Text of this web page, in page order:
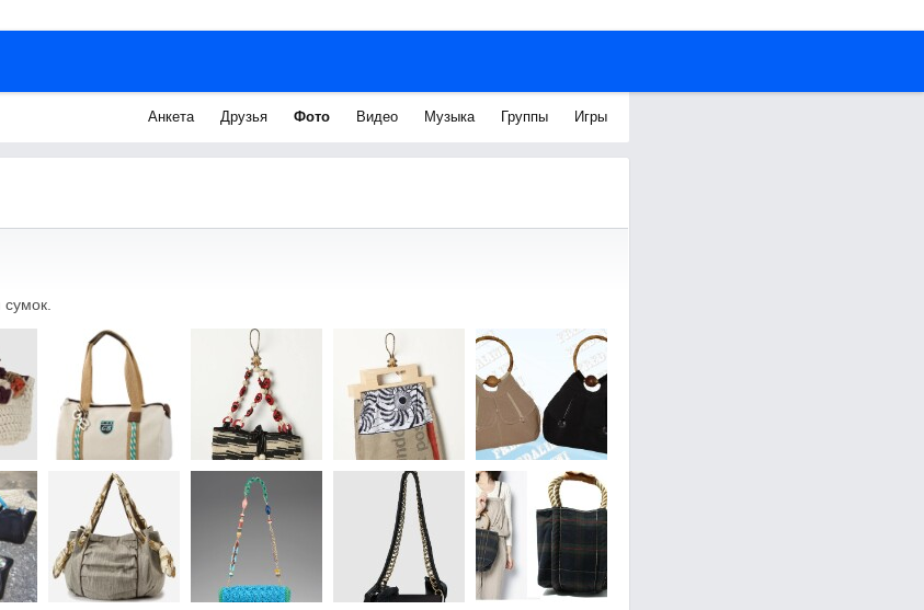
Анкета Друзья Фото Видео Музыка Группы Игры